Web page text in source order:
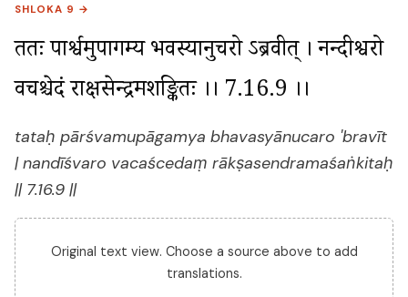
SHLOKA 9 →
ततः पार्श्वमुपागम्य भवस्यानुचरो ऽब्रवीत् । नन्दीश्वरो
वचश्चेदं राक्षसेन्द्रमशङ्कितः ।। 7.16.9 ।।
tataḥ pārśvamupāgamya bhavasyānucaro 'bravīt
| nandīśvaro vacaścedaṃ rākṣasendramaśaṅkitaḥ
|| 7.16.9 ||
Original text view. Choose a source above to add
translations.